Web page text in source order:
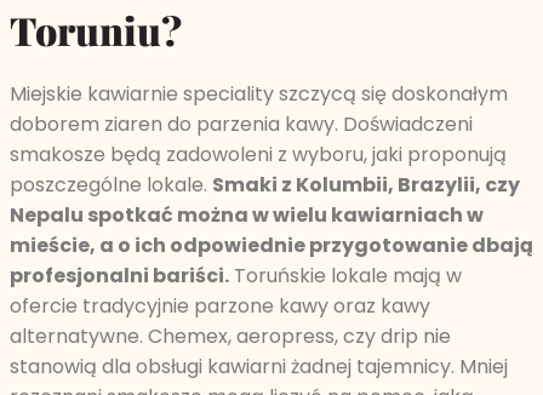
Toruniu?
Miejskie kawiarnie speciality szczycą się doskonałym
doborem ziaren do parzenia kawy. Doświadczeni
smakosze będą zadowoleni z wyboru, jaki proponują
poszczególne lokale. Smaki z Kolumbii, Brazylii, czy
Nepalu spotkać można w wielu kawiarniach w
mieście, a o ich odpowiednie przygotowanie dbają
profesjonalni bariści. Toruńskie lokale mają w
ofercie tradycyjnie parzone kawy oraz kawy
alternatywne. Chemex, aeropress, czy drip nie
stanowią dla obsługi kawiarni żadnej tajemnicy. Mniej